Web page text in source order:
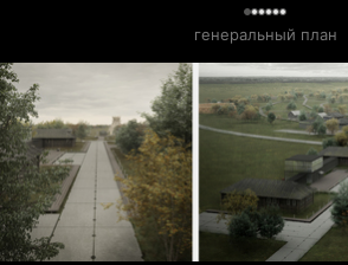
генеральный план